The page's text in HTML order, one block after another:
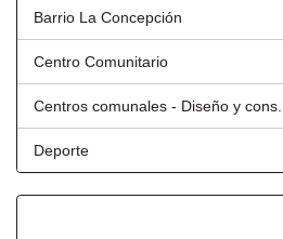
Barrio La Concepción
Centro Comunitario
Centros comunales - Diseño y cons...
Deporte